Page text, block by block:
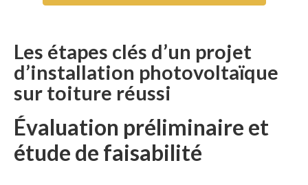
Les étapes clés d’un projet
d’installation photovoltaïque
sur toiture réussi
Évaluation préliminaire et
étude de faisabilité